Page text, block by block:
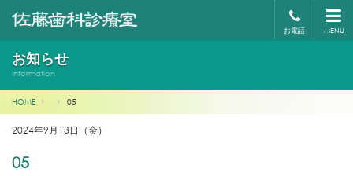
MENU
お電話
お知らせ
Information
HOME 05
2024年9月13日（金）
05